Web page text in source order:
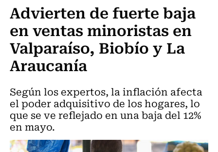
Advierten de fuerte baja
en ventas minoristas en
Valparaíso, Biobío y La
Araucanía
Según los expertos, la inflación afecta
el poder adquisitivo de los hogares, lo
que se ve reflejado en una baja del 12%
en mayo.